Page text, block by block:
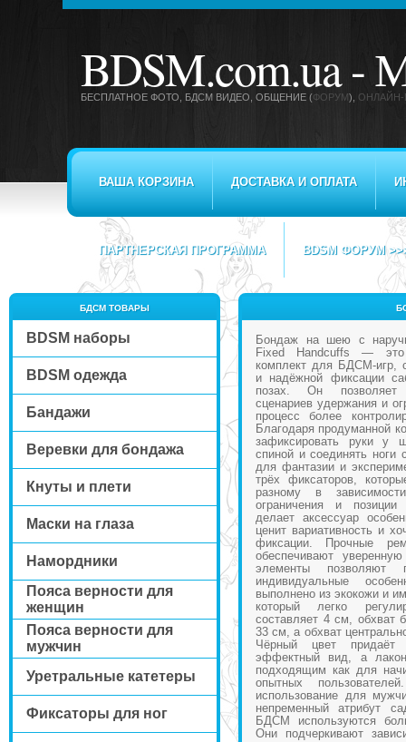
BDSM.com.ua -
БЕСПЛАТНОЕ ФОТО, БДСМ ВИДЕО , ОБЩЕНИЕ (ФОРУМ), ОНЛАЙН-
ВАША КОРЗИНА ДОСТАВКА И ОПЛАТА
ПАРТНЕРСКАЯ ПРОГРАММА BDSM ФОРУМ
БДСМ ТОВАРЫ
BDSM наборы
BDSM одежда
Бандажи
Веревки для бондажа
Кнуты и плети
Маски на глаза
Намордники
Пояса верности для
женщин
Пояса верности для
мужчин
Уретральные катетеры
Фиксаторы для ног
Бондаж на шею с
Fixed Handcuffs — это
комплект для БДСМ-игр,
и надёжной фиксации
позах. Он позволяет
сценариев удержания и
процесс более
Благодаря продуманной
зафиксировать руки у
спиной и соединять ноги
для фантазии и
трёх фиксаторов,
разному в
ограничения и позиции
делает аксессуар
ценит вариативность и
фиксации. Прочные
обеспечивают
элементы позволяют
индивидуальные
выполнено из экокожи и
который легко
составляет 4 см,
33 см, а обхват
Чёрный цвет придаёт
эффектный вид, а
подходящим как для
опытных
использование для
непременный атрибут
БДСМ используются
Они подчеркивают